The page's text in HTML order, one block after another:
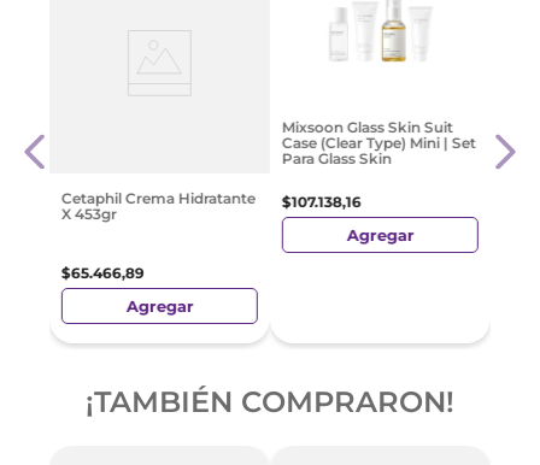
Cetaphil Crema Hidratante
X 453gr
$65.466,89
Agregar
Mixsoon Glass Skin Suit
Case (Clear Type) Mini | Set
Para Glass Skin
$107.138,16
Agregar
50ml
¡TAMBIÉN COMPRARON!